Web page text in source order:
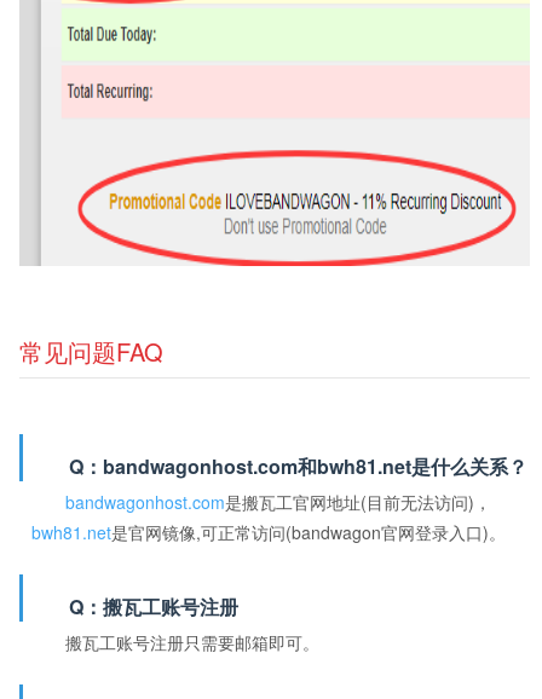
常见问题FAQ
Q：bandwagonhost.com和bwh81.net是什么关系？
bandwagonhost.com是搬瓦工官网地址(目前无法访问)，
bwh81.net是官网镜像,可正常访问(bandwagon官网登录入口)。
Q：搬瓦工账号注册
搬瓦工账号注册只需要邮箱即可。